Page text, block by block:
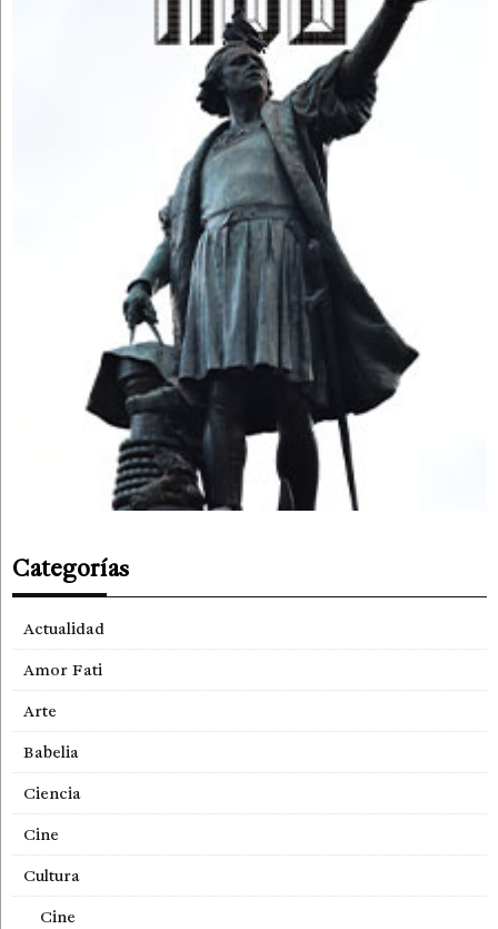
Categorías
Actualidad
Amor Fati
Arte
Babelia
Ciencia
Cine
Cultura
Cine